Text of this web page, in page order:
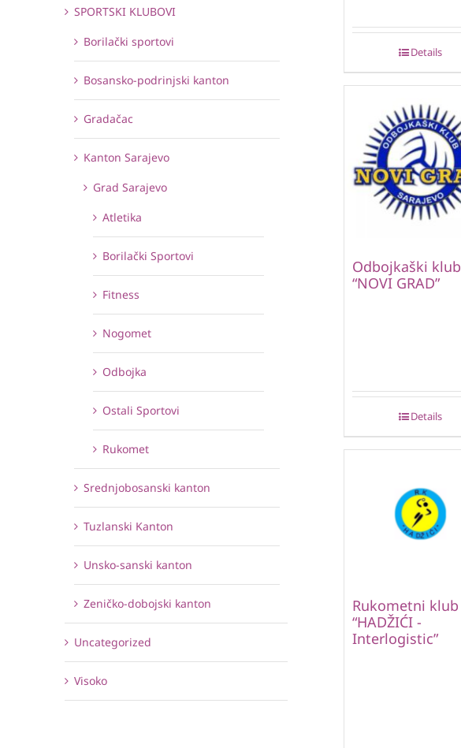
Details
Odbojkaški klub
“NOVI GRAD”
Details
Rukometni klub
“HADŽIĆI -
Interlogistic”
SPORTSKI KLUBOVI
Borilački sportovi
Bosansko-podrinjski kanton
Gradačac
Kanton Sarajevo
Grad Sarajevo
Atletika
Borilački Sportovi
Fitness
Nogomet
Odbojka
Ostali Sportovi
Rukomet
Srednjobosanski kanton
Tuzlanski Kanton
Unsko-sanski kanton
Zeničko-dobojski kanton
Uncategorized
Visoko